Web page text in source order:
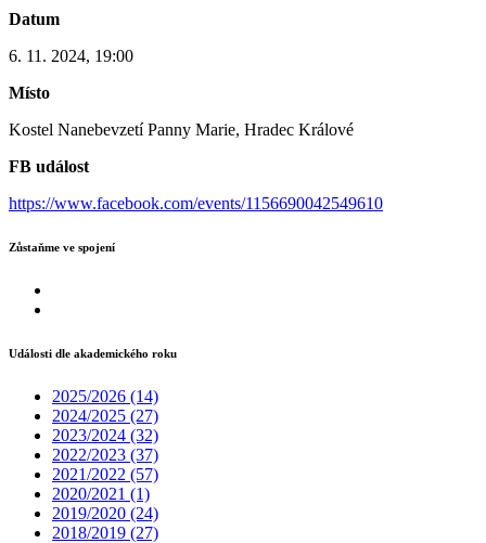
Datum
6. 11. 2024, 19:00
Místo
Kostel Nanebevzetí Panny Marie, Hradec Králové
FB událost
https://www.facebook.com/events/1156690042549610
Zůstaňme ve spojení
Události dle akademického roku
2025/2026 (14)
2024/2025 (27)
2023/2024 (32)
2022/2023 (37)
2021/2022 (57)
2020/2021 (1)
2019/2020 (24)
2018/2019 (27)